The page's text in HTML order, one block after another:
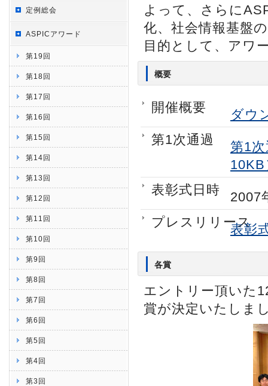
定例総会
ASPICアワード
第19回
第18回
第17回
第16回
第15回
第14回
第13回
第12回
第11回
第10回
第9回
第8回
第7回
第6回
第5回
第4回
第3回
よって、さらに
化、社会情報基盤
目的として、アワ
概要
開催概要
ダウ
第1次通過
第1
10KB
表彰式日時
2007
プレスリリース
表彰
各賞
エントリー頂いた
賞が決定いたしま